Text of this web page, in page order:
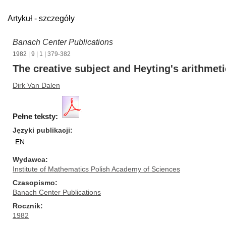
Artykuł - szczegóły
Banach Center Publications
1982 9 1 | 379-382
The creative subject and Heyting's
Dirk Van Dalen
Pełne teksty:
Języki publikacji
EN
Wydawca
Institute of Mathematics Polish Academy of Sciences
Czasopismo
Banach Center Publications
Rocznik
1982